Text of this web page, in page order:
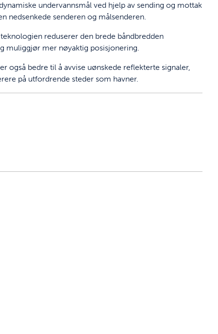
undervannsmål ved hjelp av sending og mottak
nedsenkede senderen og målsenderen.
reduserer den brede båndbredden
muliggjør mer nøyaktig posisjonering.
også bedre til å avvise uønskede reflekterte signaler,
på utfordrende steder som havner.